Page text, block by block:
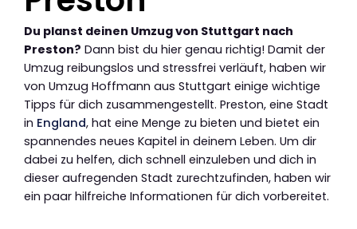
Du planst deinen Umzug von Stuttgart nach
Preston? Dann bist du hier genau richtig! Damit der
Umzug reibungslos und stressfrei verläuft, haben wir
von Umzug Hoffmann aus Stuttgart einige wichtige
Tipps für dich zusammengestellt. Preston, eine Stadt
in England, hat eine Menge zu bieten und bietet ein
spannendes neues Kapitel in deinem Leben. Um dir
dabei zu helfen, dich schnell einzuleben und dich in
dieser aufregenden Stadt zurechtzufinden, haben wir
ein paar hilfreiche Informationen für dich vorbereitet.